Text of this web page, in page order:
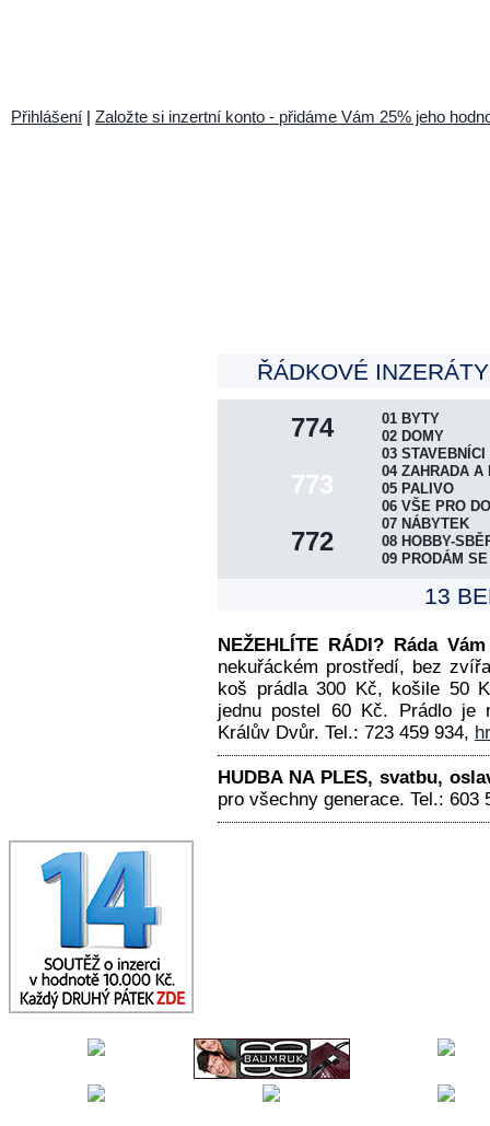
Přihlášení | Založte si inzertní konto - přidáme Vám 25% jeho
ŘÁDKOVÉ
774
773
772
01 BYTY
02 DOMY
03 STAVEBNÍCI
04 ZAHRADA A
05 PALIVO
06 VŠE PRO
07 NÁBYTEK
08 HOBBY-
09 PRODÁM
13
NEŽEHLÍTE RÁDI? Ráda
nekuřáckém prostředí, bez
koš prádla 300 Kč, košile 50
jednu postel 60 Kč. Prádlo je
Králův Dvůr. Tel.: 723 459 934,
HUDBA NA PLES, svatbu,
pro všechny generace. Tel.: 603